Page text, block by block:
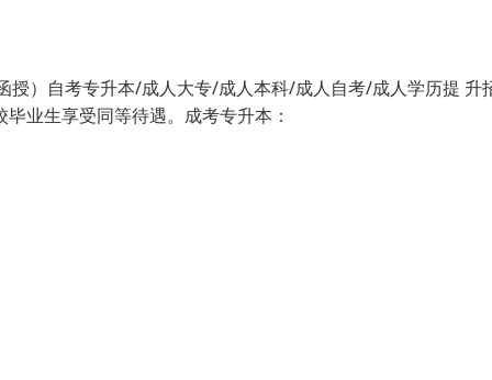
）自考专升本/成人大专/成人本科/成人自考/成人学历提 升
业生享受同等待遇。成考专升本：